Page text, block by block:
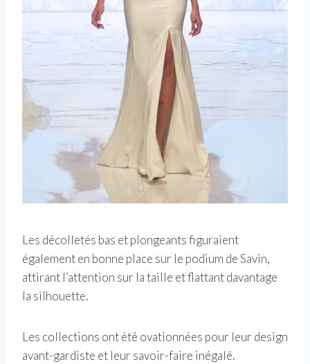
Les décolletés bas et plongeants figuraient
également en bonne place sur le podium de Savin,
attirant l’attention sur la taille et flattant davantage
la silhouette.
Les collections ont été ovationnées pour leur design
avant-gardiste et leur savoir-faire inégalé.